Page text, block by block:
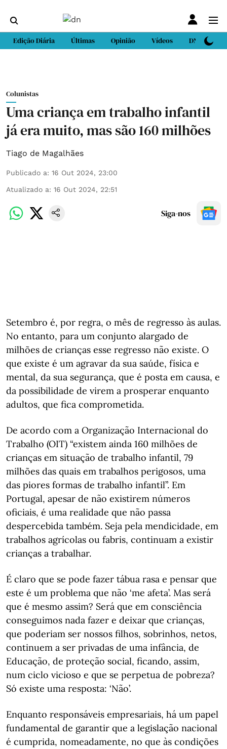
Edição Diária Últimas Opinião Vídeos DN Sport
Colunistas
Uma criança em trabalho infantil
já era muito, mas são 160 milhões
Tiago de Magalhães
Publicado a: 16 Out 2024, 23:00
Atualizado a: 16 Out 2024, 22:51
Siga-nos
Setembro é, por regra, o mês de regresso às aulas.
No entanto, para um conjunto alargado de
milhões de crianças esse regresso não existe. O
que existe é um agravar da sua saúde, física e
mental, da sua segurança, que é posta em causa, e
da possibilidade de virem a prosperar enquanto
adultos, que fica comprometida.
De acordo com a Organização Internacional do
Trabalho (OIT) “existem ainda 160 milhões de
crianças em situação de trabalho infantil, 79
milhões das quais em trabalhos perigosos, uma
das piores formas de trabalho infantil”. Em
Portugal, apesar de não existirem números
oficiais, é uma realidade que não passa
despercebida também. Seja pela mendicidade, em
trabalhos agrícolas ou fabris, continuam a existir
crianças a trabalhar.
É claro que se pode fazer tábua rasa e pensar que
este é um problema que não ‘me afeta’. Mas será
que é mesmo assim? Será que em consciência
conseguimos nada fazer e deixar que crianças,
que poderiam ser nossos filhos, sobrinhos, netos,
continuem a ser privadas de uma infância, de
Educação, de proteção social, ficando, assim,
num ciclo vicioso e que se perpetua de pobreza?
Só existe uma resposta: ‘Não’.
Enquanto responsáveis empresariais, há um papel
fundamental de garantir que a legislação nacional
é cumprida, nomeadamente, no que às condições